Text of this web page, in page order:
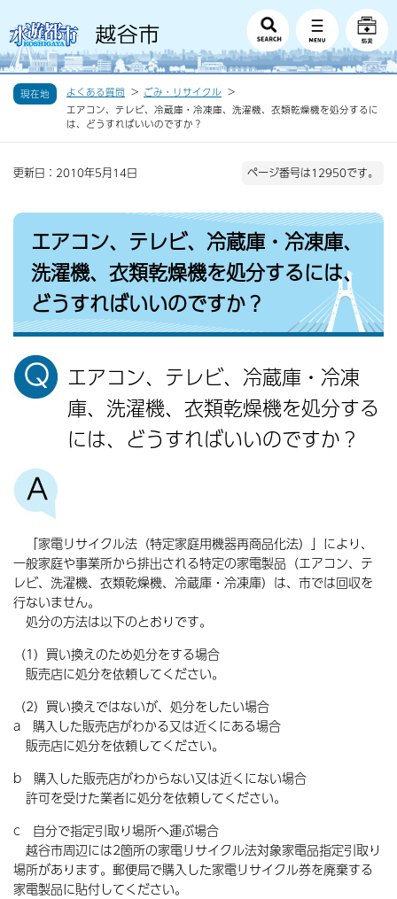
現在地 よくある質問
ごみ・リサイクル
エアコン、テレビ、冷蔵庫・冷凍庫、洗濯機、衣類乾燥機を処分するに
は、どうすればいいのですか？
更新日：2010年5月14日 ページ番号は12950です。
エアコン、テレビ、冷蔵庫・冷凍庫、
洗濯機、衣類乾燥機を処分するには、
どうすればいいのですか？
エアコン、テレビ、冷蔵庫・冷凍
庫、洗濯機、衣類乾燥機を処分する
には、どうすればいいのですか？
「家電リサイクル法（特定家庭用機器再商品化法）」により、
一般家庭や事業所から排出される特定の家電製品（エアコン、テ
レビ、洗濯機、衣類乾燥機、冷蔵庫・冷凍庫）は、市では回収を
行ないません。
処分の方法は以下のとおりです。
（1）買い換えのため処分をする場合
販売店に処分を依頼してください。
（2）買い換えではないが、処分をしたい場合
a 購入した販売店がわかる又は近くにある場合
販売店に処分を依頼してください。
b 購入した販売店がわからない又は近くにない場合
許可を受けた業者に処分を依頼してください。
c 自分で指定引取り場所へ運ぶ場合
越谷市周辺には2箇所の家電リサイクル法対象家電品指定引取り
場所があります。郵便局で購入した家電リサイクル券を廃棄する
家電製品に貼付してください。